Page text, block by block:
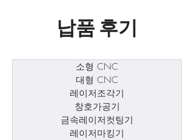
​납품 후기
소형 CNC
대형 CNC
레이저조각기
창호가공기
금속레이저컷팅기
레이저마킹기